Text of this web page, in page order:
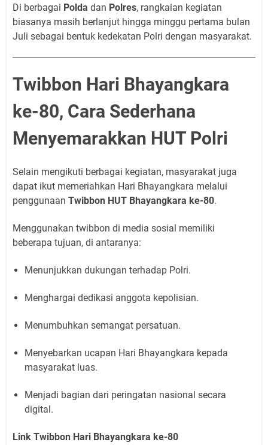
Di berbagai Polda dan Polres, rangkaian kegiatan
biasanya masih berlanjut hingga minggu pertama bulan
Juli sebagai bentuk kedekatan Polri dengan masyarakat.
Twibbon Hari Bhayangkara
ke-80, Cara Sederhana
Menyemarakkan HUT Polri
Selain mengikuti berbagai kegiatan, masyarakat juga
dapat ikut memeriahkan Hari Bhayangkara melalui
penggunaan Twibbon HUT Bhayangkara ke-80.
Menggunakan twibbon di media sosial memiliki
beberapa tujuan, di antaranya:
Menunjukkan dukungan terhadap Polri.
Menghargai dedikasi anggota kepolisian.
Menumbuhkan semangat persatuan.
Menyebarkan ucapan Hari Bhayangkara kepada
masyarakat luas.
Menjadi bagian dari peringatan nasional secara
digital.
Link Twibbon Hari Bhayangkara ke-80